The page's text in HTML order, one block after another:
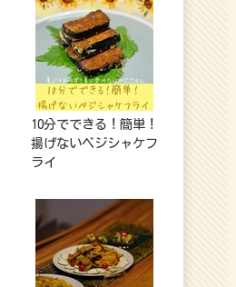
10分でできる！簡単！
揚げないベジシャケフ
ライ